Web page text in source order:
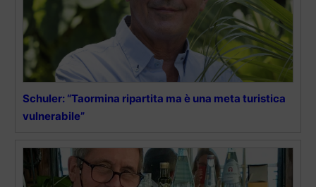
Schuler: “Taormina ripartita ma è una meta turistica
vulnerabile”